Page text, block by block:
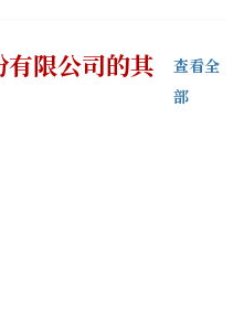
限公司 的其
查看全
部